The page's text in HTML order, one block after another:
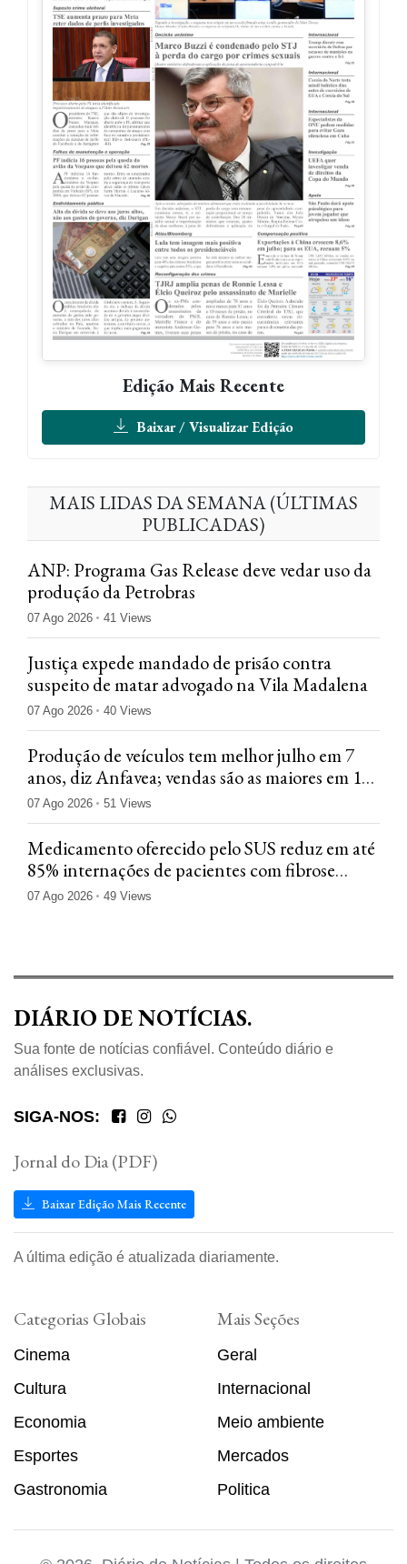
Edição Mais Recente
Baixar / Visualizar Edição
MAIS LIDAS DA SEMANA (ÚLTIMAS
PUBLICADAS)
ANP: Programa Gas Release deve vedar uso da
produção da Petrobras
07 Ago 2026 41 Views
Justiça expede mandado de prisão contra
suspeito de matar advogado na Vila Madalena
07 Ago 2026 40 Views
Produção de veículos tem melhor julho em 7
anos, diz Anfavea; vendas são as maiores em 12
anos
07 Ago 2026 51 Views
Medicamento oferecido pelo SUS reduz em até
85% internações de pacientes com fibrose
cística
07 Ago 2026 49 Views
DIÁRIO DE NOTÍCIAS.
Sua fonte de notícias confiável. Conteúdo diário e
análises exclusivas.
SIGA-NOS:
Jornal do Dia (PDF)
Baixar Edição Mais Recente
A última edição é atualizada diariamente.
Categorias Globais
Cinema
Cultura
Economia
Esportes
Gastronomia
Mais Seções
Geral
Internacional
Meio ambiente
Mercados
Politica